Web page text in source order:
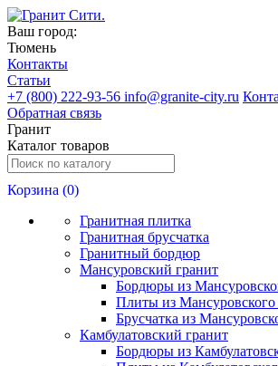
Ваш город:
Тюмень
Контакты
Статьи
+7 (800) 222-93-56 info@granite-city.ru
Обратная связь
Гранит
Каталог товаров
Корзина (0)
Гранитная плитка
Гранитная брусчатка
Гранитный бордюр
Мансуровский гранит
Бордюры из
Плиты из Мансуровского
Брусчатка из
Камбулатовский гранит
Бордюры из